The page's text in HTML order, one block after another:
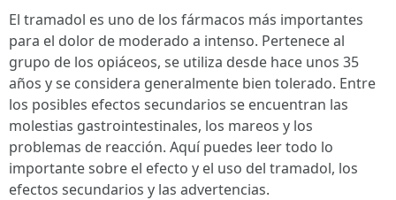
El tramadol es uno de los fármacos más importantes
para el dolor de moderado a intenso. Pertenece al
grupo de los opiáceos, se utiliza desde hace unos 35
años y se considera generalmente bien tolerado. Entre
los posibles efectos secundarios se encuentran las
molestias gastrointestinales, los mareos y los
problemas de reacción. Aquí puedes leer todo lo
importante sobre el efecto y el uso del tramadol, los
efectos secundarios y las advertencias.